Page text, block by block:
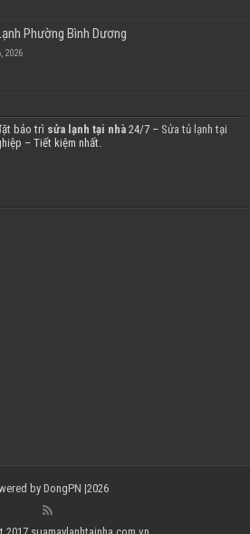
Phường Bình Dương
2026
bảo trì sửa lạnh tại nhà 24/7 – Sửa tủ lạnh tại
– Tiết kiệm nhất.
byDongPN |2026